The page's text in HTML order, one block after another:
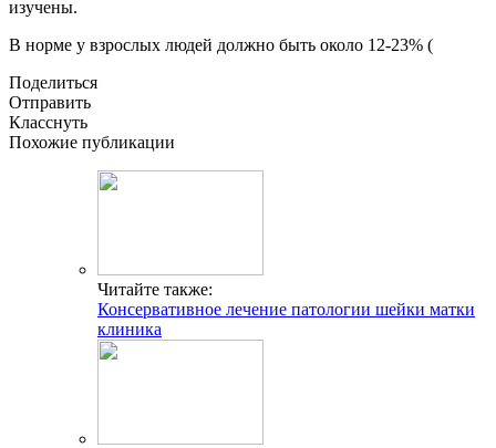
изучены.
В норме у взрослых людей должно быть около 12-23% (
Поделиться
Отправить
Класснуть
Похожие публикации
Читайте также:
Консервативное лечение патологии шейки матки
клиника